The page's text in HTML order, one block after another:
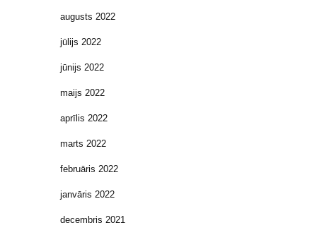
augusts 2022
jūlijs 2022
jūnijs 2022
maijs 2022
aprīlis 2022
marts 2022
februāris 2022
janvāris 2022
decembris 2021